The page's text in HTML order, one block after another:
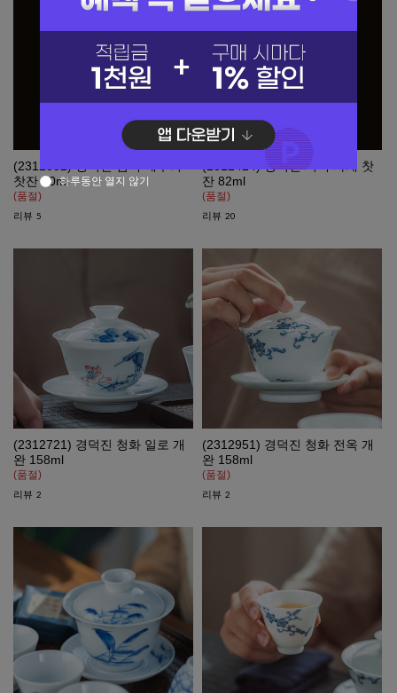
(2312352) 경덕진 첨백 테두리
찻잔 70ml
(품절)
리뷰 5
(2312424) 경덕진 지백 사계 찻
잔 82ml
(품절)
리뷰 20
(2312721) 경덕진 청화 일로 개
완 158ml
(품절)
리뷰 2
(2312951) 경덕진 청화 전옥 개
완 158ml
(품절)
리뷰 2
하루동안 열지 않기